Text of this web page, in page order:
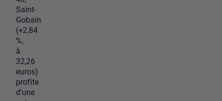
Saint-
Gobain
(+2,84
%,
à
32,26
euros)
profite
d’une